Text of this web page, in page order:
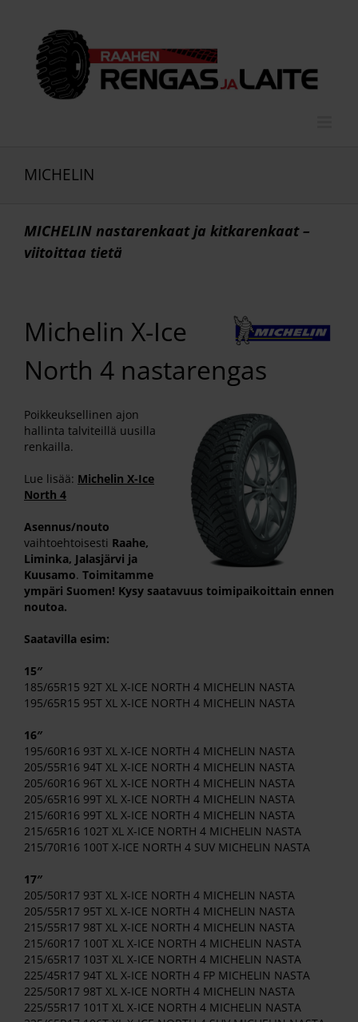
MICHELIN
MICHELIN nastarenkaat ja kitkarenkaat –
viitoittaa tietä
Michelin X-Ice
North 4 nastarengas
Poikkeuksellinen ajon
hallinta talviteillä uusilla
renkailla.
Lue lisää: Michelin X-Ice
North 4
Asennus/nouto
vaihtoehtoisesti Raahe,
Liminka, Jalasjärvi ja
Kuusamo. Toimitamme
ympäri Suomen! Kysy saatavuus toimipaikoittain ennen
noutoa.
Saatavilla esim:
15″
185/65R15 92T XL X-ICE NORTH 4 MICHELIN NASTA
195/65R15 95T XL X-ICE NORTH 4 MICHELIN NASTA
16″
195/60R16 93T XL X-ICE NORTH 4 MICHELIN NASTA
205/55R16 94T XL X-ICE NORTH 4 MICHELIN NASTA
205/60R16 96T XL X-ICE NORTH 4 MICHELIN NASTA
205/65R16 99T XL X-ICE NORTH 4 MICHELIN NASTA
215/60R16 99T XL X-ICE NORTH 4 MICHELIN NASTA
215/65R16 102T XL X-ICE NORTH 4 MICHELIN NASTA
215/70R16 100T X-ICE NORTH 4 SUV MICHELIN NASTA
17″
205/50R17 93T XL X-ICE NORTH 4 MICHELIN NASTA
205/55R17 95T XL X-ICE NORTH 4 MICHELIN NASTA
215/55R17 98T XL X-ICE NORTH 4 MICHELIN NASTA
215/60R17 100T XL X-ICE NORTH 4 MICHELIN NASTA
215/65R17 103T XL X-ICE NORTH 4 MICHELIN NASTA
225/45R17 94T XL X-ICE NORTH 4 FP MICHELIN NASTA
225/50R17 98T XL X-ICE NORTH 4 MICHELIN NASTA
225/55R17 101T XL X-ICE NORTH 4 MICHELIN NASTA